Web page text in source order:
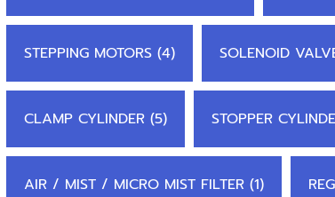
STEPPING MOTORS (4) SOLENOID
CLAMP CYLINDER (5) STOPPER
AIR / MIST / MICRO MIST FILTER (1)